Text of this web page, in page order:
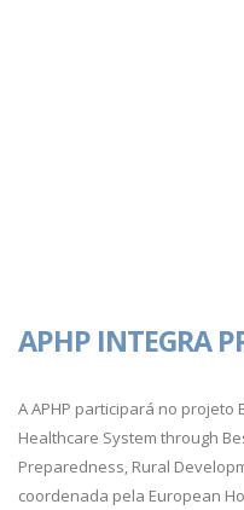
APHP INTEGRA
A APHP participará no projeto
Healthcare System through
Preparedness, Rural
coordenada pela European